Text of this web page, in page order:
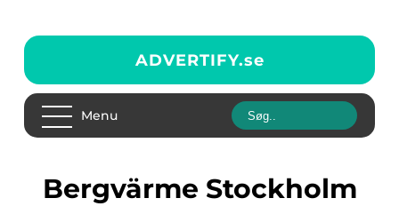
ADVERTIFY.se
Menu
bergvärme Stockholm